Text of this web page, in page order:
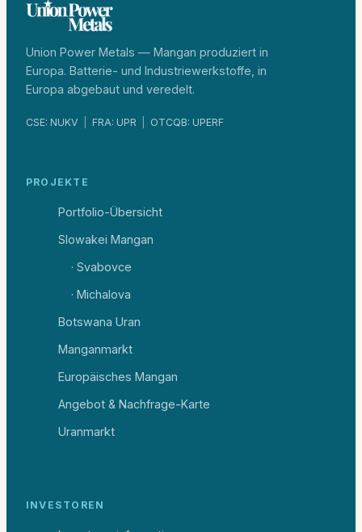
Union Power Metals — Mangan produziert in
Europa. Batterie- und Industriewerkstoffe, in
Europa abgebaut und veredelt.
CSE: NUKV FRA: UPR OTCQB: UPERF
PROJEKTE
Portfolio-Übersicht
Slowakei Mangan
· Svabovce
· Michalova
Botswana Uran
Manganmarkt
Europäisches Mangan
Angebot & Nachfrage-Karte
Uranmarkt
INVESTOREN